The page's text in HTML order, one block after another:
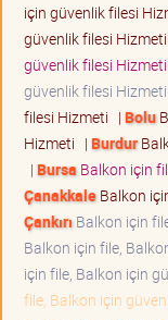
için güvenlik filesi
güvenlik filesi Hizmeti
güvenlik filesi Hizmeti
güvenlik filesi Hizmeti
filesi Hizmeti | Bolu
Hizmeti | Burdur
| Bursa Balkon için
ÇanakkaleBalkon
Çankırı Balkon için
Balkon için file,
için file, Balkon için
file, Balkon için